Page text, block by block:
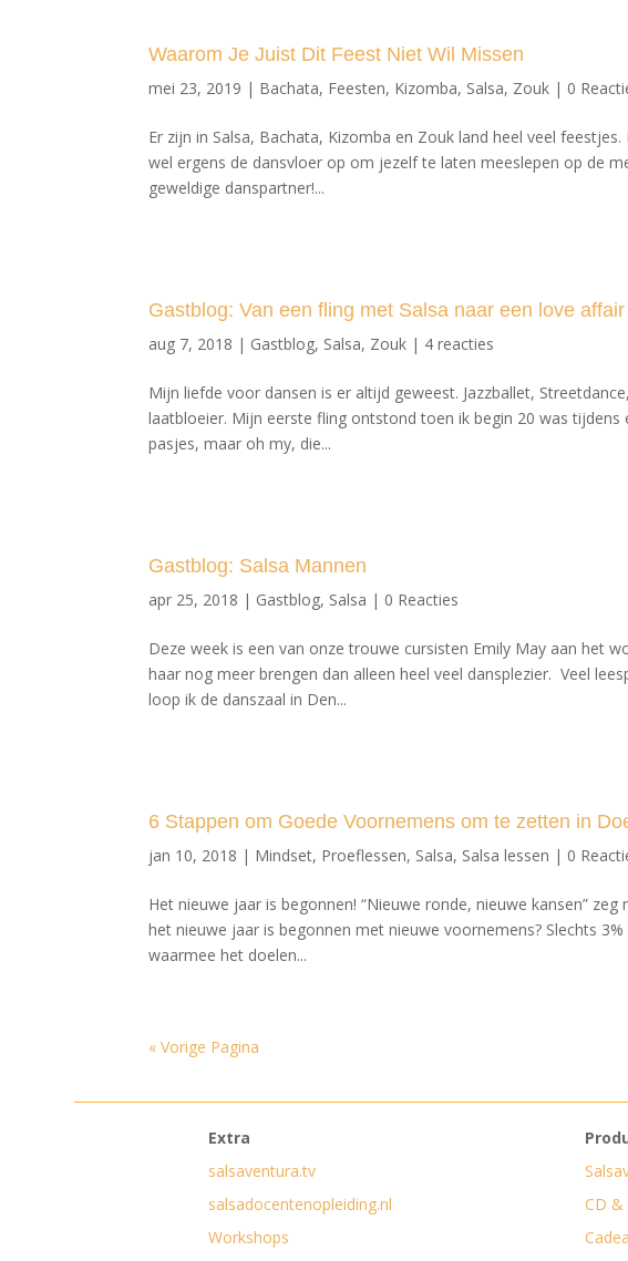
Waarom Je Juist Dit Feest Niet Wil Missen
mei 23, 2019 | Bachata, Feesten, Kizomba, Salsa, Zouk | 0
Er zijn in Salsa, Bachata, Kizomba en Zouk land heel veel
wel ergens de dansvloer op om jezelf te laten meeslepen op de
geweldige danspartner!...
Gastblog: Van een fling met Salsa naar een love
aug 7, 2018 | Gastblog, Salsa, Zouk | 4 reacties
Mijn liefde voor dansen is er altijd geweest. Jazzballet,
laatbloeier. Mijn eerste fling ontstond toen ik begin 20 was tijdens
pasjes, maar oh my, die...
Gastblog: Salsa Mannen
apr 25, 2018 | Gastblog, Salsa | 0 Reacties
Deze week is een van onze trouwe cursisten Emily May aan het
haar nog meer brengen dan alleen heel veel dansplezier. Veel
loop ik de danszaal in Den...
6 Stappen om Goede Voornemens om te zetten in
jan 10, 2018 | Mindset, Proeflessen, Salsa, Salsa lessen | 0
Het nieuwe jaar is begonnen! “Nieuwe ronde, nieuwe kansen”
het nieuwe jaar is begonnen met nieuwe voornemens? Slechts
waarmee het doelen...
« Vorige Pagina
Extra
salsaventura.tv
salsadocentenopleiding.nl
Workshops
CD &